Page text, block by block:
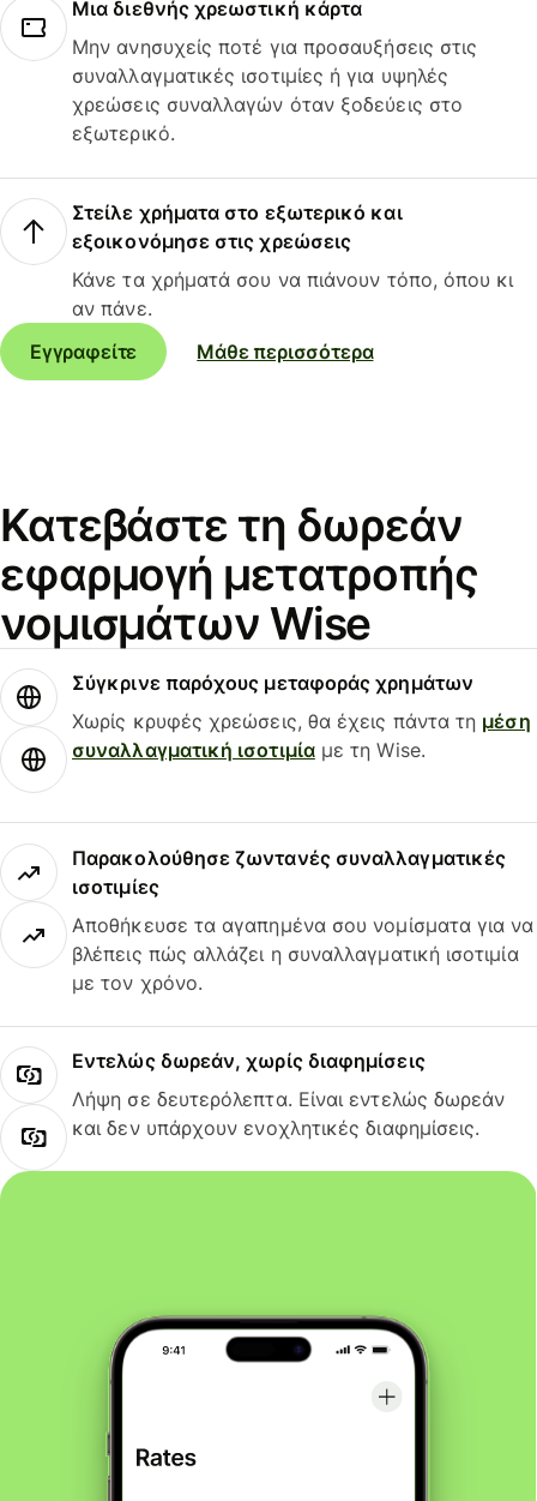
Μια διεθνής χρεωστική κάρτα
Μην ανησυχείς ποτέ για προσαυξήσεις στις
συναλλαγματικές ισοτιμίες ή για υψηλές
χρεώσεις συναλλαγών όταν ξοδεύεις στο
εξωτερικό.
Στείλε χρήματα στο εξωτερικό και
εξοικονόμησε στις χρεώσεις
Κάνε τα χρήματά σου να πιάνουν τόπο, όπου κι
αν πάνε.
Εγγραφείτε
Μάθε περισσότερα
Κατεβάστε τη δωρεάν
εφαρμογή μετατροπής
νομισμάτων Wise
Σύγκρινε παρόχους μεταφοράς χρημάτων
Χωρίς κρυφές χρεώσεις, θα έχεις πάντα τη μέση
συναλλαγματική ισοτιμίαμε τη Wise.
Παρακολούθησε ζωντανές συναλλαγματικές
ισοτιμίες
Αποθήκευσε τα αγαπημένα σου νομίσματα για να
βλέπεις πώς αλλάζει η συναλλαγματική ισοτιμία
με τον χρόνο.
Εντελώς δωρεάν, χωρίς διαφημίσεις
Λήψη σε δευτερόλεπτα. Είναι εντελώς δωρεάν
και δεν υπάρχουν ενοχλητικές διαφημίσεις.